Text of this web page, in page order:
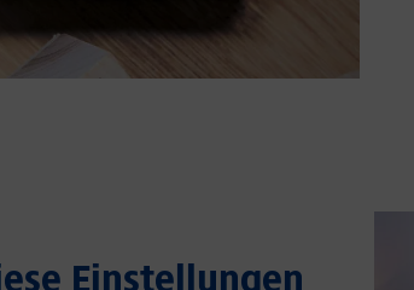
Einstellungen